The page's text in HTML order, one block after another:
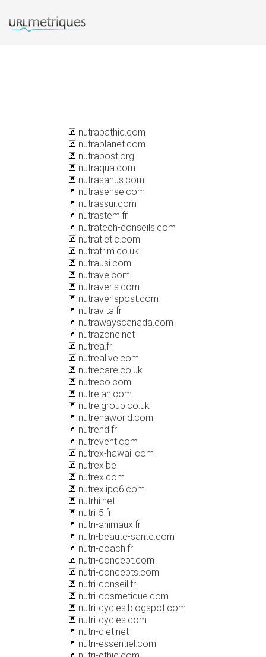
nutrapathic.com
nutraplanet.com
nutrapost.org
nutraqua.com
nutrasanus.com
nutrasense.com
nutrassur.com
nutrastem.fr
nutratech-conseils.com
nutratletic.com
nutratrim.co.uk
nutrausi.com
nutrave.com
nutraveris.com
nutraverispost.com
nutravita.fr
nutrawayscanada.com
nutrazone.net
nutrea.fr
nutrealive.com
nutrecare.co.uk
nutreco.com
nutrelan.com
nutrelgroup.co.uk
nutrenaworld.com
nutrend.fr
nutrevent.com
nutrex-hawaii.com
nutrex.be
nutrex.com
nutrexlipo6.com
nutrhi.net
nutri-5.fr
nutri-animaux.fr
nutri-beaute-sante.com
nutri-coach.fr
nutri-concept.com
nutri-concepts.com
nutri-conseil.fr
nutri-cosmetique.com
nutri-cycles.blogspot.com
nutri-cycles.com
nutri-diet.net
nutri-essentiel.com